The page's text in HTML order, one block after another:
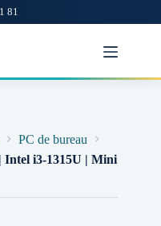
81
PC de bureau
Intel i3-1315U | Mini